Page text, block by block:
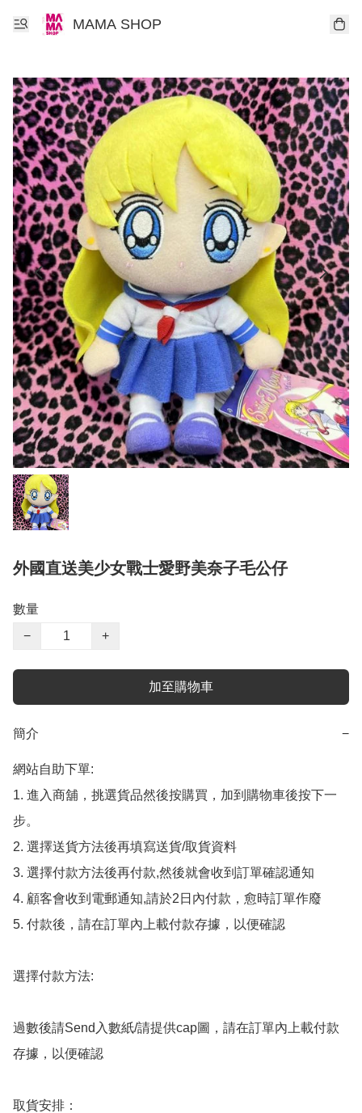
MAMA SHOP
外國直送美少女戰士愛野美奈子毛公仔
數量
−
+
加至購物車
簡介 −
網站自助下單:
1. 進入商舖，挑選貨品然後按購買，加到購物車後按下一
步。
2. 選擇送貨方法後再填寫送貨/取貨資料
3. 選擇付款方法後再付款,然後就會收到訂單確認通知
4. 顧客會收到電郵通知,請於2日內付款，愈時訂單作廢
5. 付款後，請在訂單內上載付款存據，以便確認
選擇付款方法:
過數後請Send入數紙/請提供cap圖，請在訂單內上載付款
存據，以便確認
取貨安排：